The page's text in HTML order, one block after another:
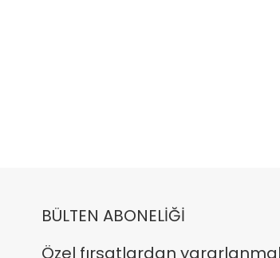
BÜLTEN ABONELİĞİ
Özel fırsatlardan